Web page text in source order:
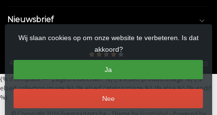
Nieuwsbrief
4.5/5sterren op basis van9/10beoordelingen.Lees 9/10 beoordelingen
{% if template == 'pages/index.rain' %}{% elseif product.image %}{%
elseif collection.image %}{% elseif catalog.image %}{% else %}{% endif
%}
Wij slaan cookies op om onze website te verbeteren. Is dat
akkoord?
Ja
Nee